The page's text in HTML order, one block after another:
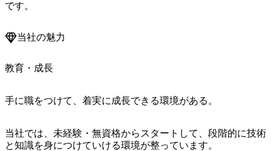
です。
当社の魅力
教育・成長
手に職をつけて、着実に成長できる環境がある。
当社では、未経験・無資格からスタートして、段階的に技術
と知識を身につけていける環境が整っています。